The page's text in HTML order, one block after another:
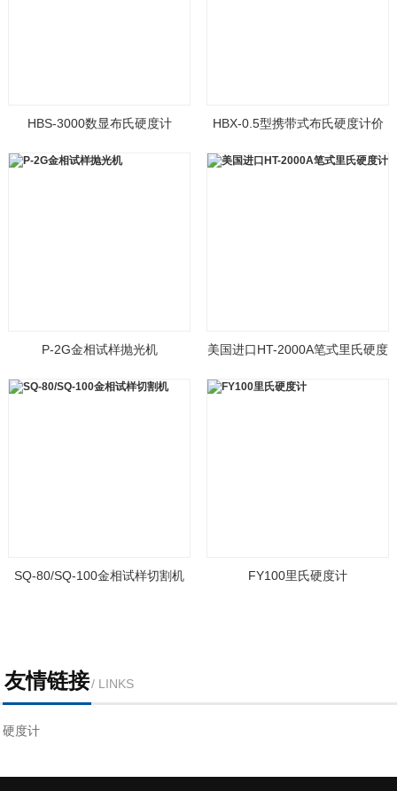
HBS-3000数显布氏硬度计
HBX-0.5型携带式布氏硬度计价
P-2G金相试样抛光机
美国进口HT-2000A笔式里氏硬度
SQ-80/SQ-100金相试样切割机 FY100里氏硬度计
友情链接/ LINKS
硬度计